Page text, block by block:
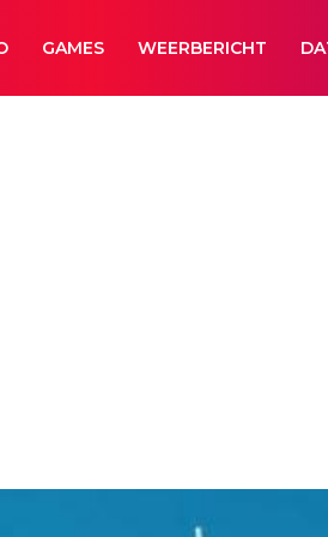
GAMES WEERBERICHT